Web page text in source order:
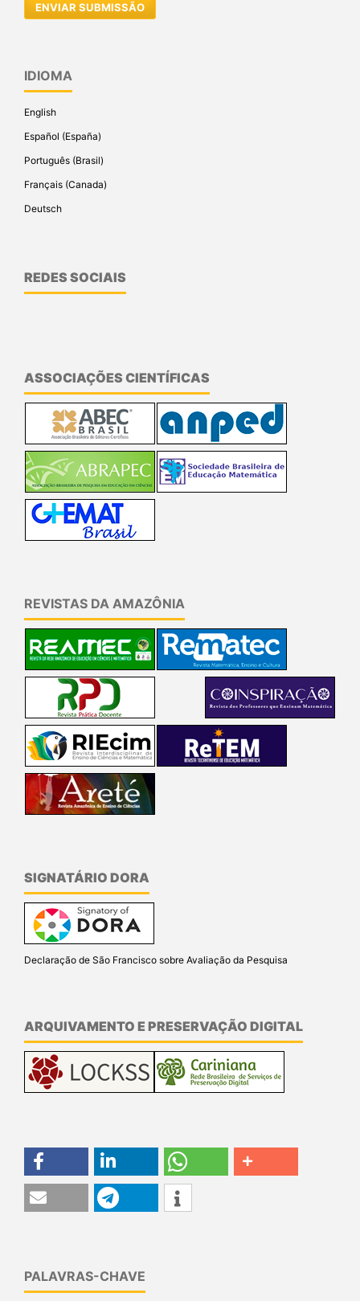
ENVIAR SUBMISSÃO
IDIOMA
English
Español (España)
Português (Brasil)
Français (Canada)
Deutsch
REDES SOCIAIS
ASSOCIAÇÕES CIENTÍFICAS
REVISTAS DA AMAZÔNIA
SIGNATÁRIO DORA
Declaração de São Francisco sobre Avaliação da Pesquisa
ARQUIVAMENTO E PRESERVAÇÃO DIGITAL
PALAVRAS-CHAVE